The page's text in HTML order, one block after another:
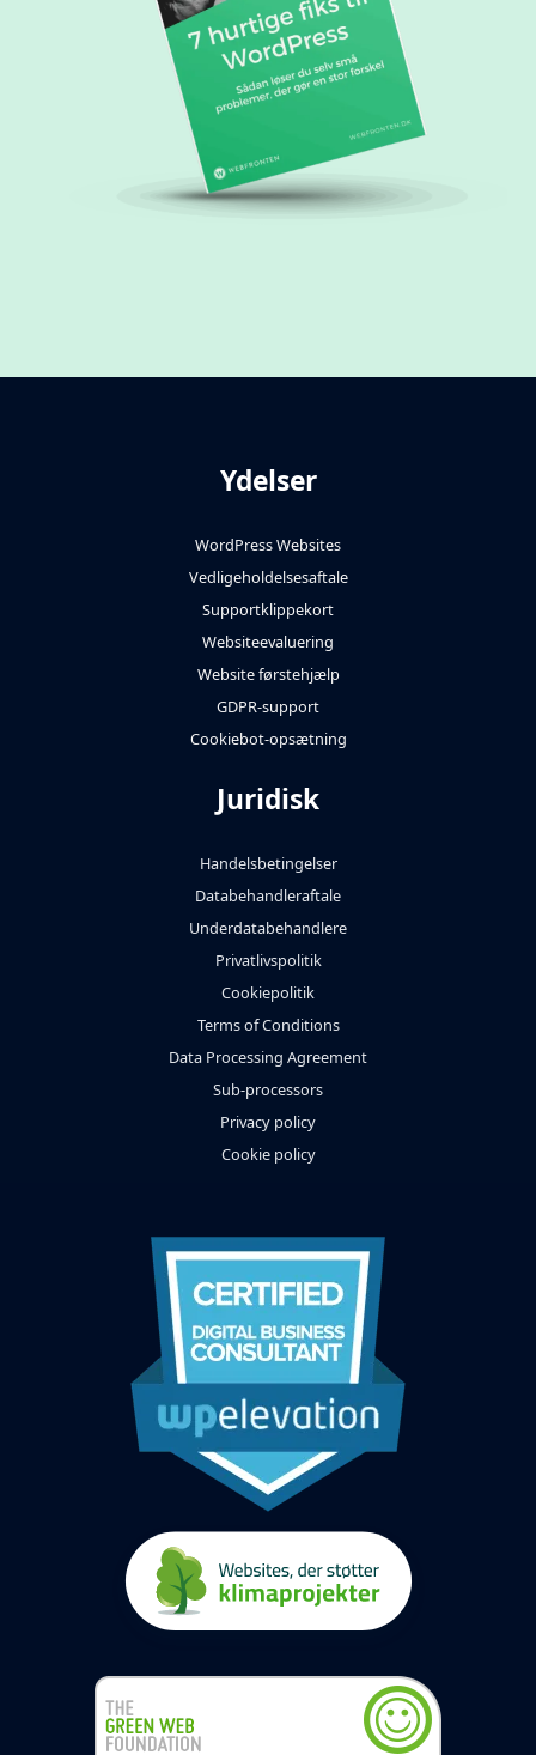
Ydelser
WordPress Websites
Vedligeholdelsesaftale
Supportklippekort
Websiteevaluering
Website førstehjælp
GDPR-support
Cookiebot-opsætning
Juridisk
Handelsbetingelser
Databehandleraftale
Underdatabehandlere
Privatlivspolitik
Cookiepolitik
Terms of Conditions
Data Processing Agreement
Sub-processors
Privacy policy
Cookie policy